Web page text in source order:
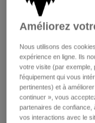
Pantalons
Shorts
Vestes
Gants
Gants
Vestes
Protections
Chemises
Femme
T-shirts et tops
Protections
Masques
Chaussettes
Voir tout
Moto
Améliorez
Nous utilisons des
expérience en ligne. Ils
votre visite (par exemple,
l'équipement qui vous
pertinentes) et à
continuer », vous
partenaires de confiance,
vos interactions avec le